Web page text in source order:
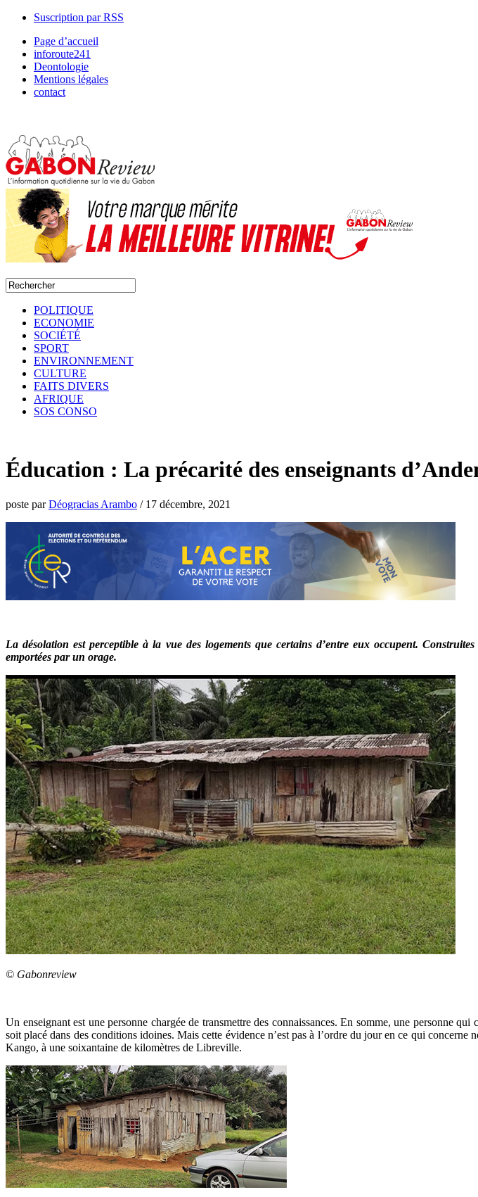
Suscription par RSS
Page d’accueil
inforoute241
Deontologie
Mentions légales
contact
POLITIQUE
ECONOMIE
SOCIÉTÉ
SPORT
ENVIRONNEMENT
CULTURE
FAITS DIVERS
AFRIQUE
SOS CONSO
Éducation : La précarité des enseignants
poste parDéogracias Arambo / 17 décembre, 2021
La désolation est perceptible à la vue des logements que certains d’entre eux occupent.
emportées par un orage.
© Gabonreview
Un enseignant est une personne chargée de transmettre des connaissances. En somme, une personne
soit placé dans des conditions idoines. Mais cette évidence n’est pas à l’ordre du jour en ce qui
Kango, à une soixantaine de kilomètres de Libreville.